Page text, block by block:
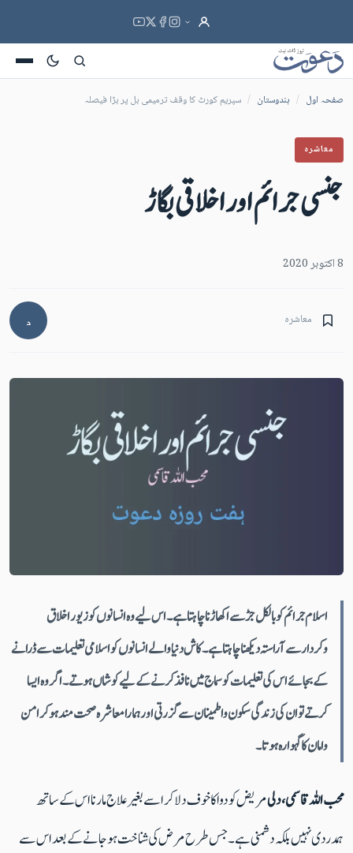
صفحہ اول / ہندوستان / سپریم کورٹ کا وقف ترمیمی بل پر بڑا فیصلہ
معاشرہ
جنسی جرائم اور اخلاقی بگاڑ
8 اکتوبر 2020
د معاشرہ
اسلام جرائم کو بالکل جڑسے اکھاڑنا چاہتاہے۔ اس لیے وہ انسانوں کو زیور اخلاق
وکردارسے آراستہ دیکھنا چاہتا ہے۔ کاش دنیا والے انسانوں کو اسلامی تعلیمات سے ڈرانے
کے بجائے اس کی تعلیمات کوسماج میں نافذکرنے کے لیے کوشاں ہوتے ۔اگروہ ایسا
کرتے توان کی زندگی سکون واطمینان سے گزرتی اورہمارا معاشرہ صحت مندہوکر امن
وامان کا گہوارہ ہوتا۔
محب اللہ قاسمی،دلیمریض کو دوا کا خوف دلا کر اسے بغیر علاج مارنا اس کے ساتھ
ہمدردی نہیں بلکہ دشمنی ہے۔ جس طرح مرض کی شناخت ہوجانے کے بعد اس سے